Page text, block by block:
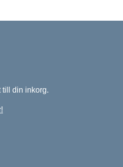
till din inkorg.